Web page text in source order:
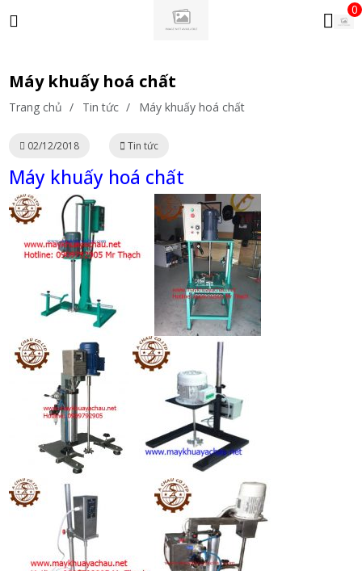
0
Máy khuấy hoá chất
Trang chủ / Tin tức / Máy khuấy hoá chất
02/12/2018 Tin tức
Máy khuấy hoá chất